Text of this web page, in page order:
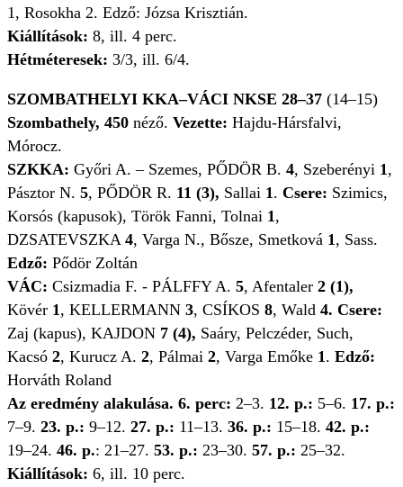
1, Rosokha 2. Edző: Józsa Krisztián.
Kiállítások: 8, ill. 4 perc.
Hétméteresek: 3/3, ill. 6/4.
SZOMBATHELYI KKA–VÁCI NKSE 28–37 (14–15)
Szombathely, 450 néző. Vezette: Hajdu-Hársfalvi,
Mórocz.
SZKKA: Győri A. – Szemes, PŐDÖR B. 4, Szeberényi 1,
Pásztor N. 5, PŐDÖR R. 11 (3), Sallai 1. Csere: Szimics,
Korsós (kapusok), Török Fanni, Tolnai 1,
DZSATEVSZKA 4, Varga N., Bősze, Smetková 1, Sass.
Edző: Pődör Zoltán
VÁC: Csizmadia F. - PÁLFFY A. 5, Afentaler 2 (1),
Kövér 1, KELLERMANN 3, CSÍKOS 8, Wald 4. Csere:
Zaj (kapus), KAJDON 7 (4), Saáry, Pelczéder, Such,
Kacsó 2, Kurucz A. 2, Pálmai 2, Varga Emőke 1. Edző:
Horváth Roland
Az eredmény alakulása. 6. perc: 2–3. 12. p.: 5–6. 17. p.:
7–9. 23. p.: 9–12. 27. p.: 11–13. 36. p.: 15–18. 42. p.:
19–24. 46. p.: 21–27. 53. p.: 23–30. 57. p.: 25–32.
Kiállítások: 6, ill. 10 perc.